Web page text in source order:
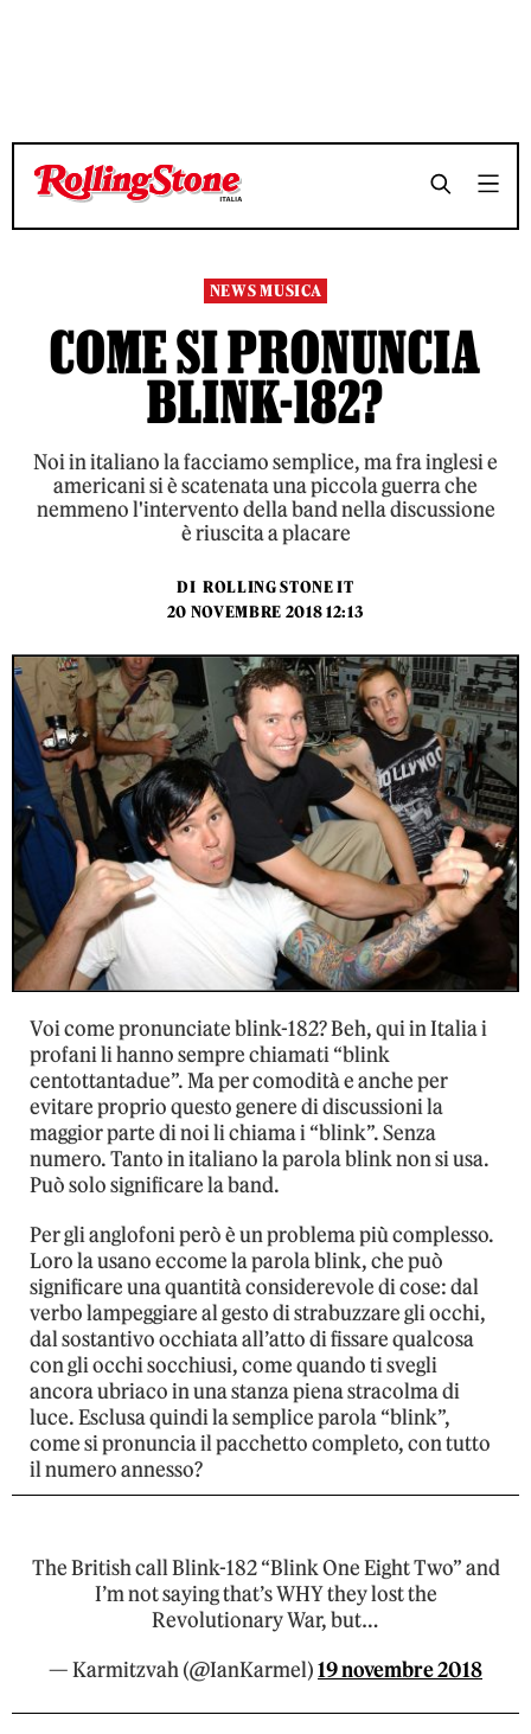
TEMPO DI LETTURA 5 MINUTI SHARE
TEMPO DI LETTURA 5 MINUTI SHARE
NEWS MUSICA
COME SI PRONUNCIA
BLINK-182?
Noi in italiano la facciamo semplice, ma fra inglesi e
americani si è scatenata una piccola guerra che
nemmeno l'intervento della band nella discussione
è riuscita a placare
DI ROLLING STONE IT
20 NOVEMBRE 2018 12:13
Voi come pronunciate blink-182? Beh, qui in Italia i
profani li hanno sempre chiamati “blink
centottantadue”. Ma per comodità e anche per
evitare proprio questo genere di discussioni la
maggior parte di noi li chiama i “blink”. Senza
numero. Tanto in italiano la parola blink non si usa.
Può solo significare la band.
Per gli anglofoni però è un problema più complesso.
Loro la usano eccome la parola blink, che può
significare una quantità considerevole di cose: dal
verbo lampeggiare al gesto di strabuzzare gli occhi,
dal sostantivo occhiata all’atto di fissare qualcosa
con gli occhi socchiusi, come quando ti svegli
ancora ubriaco in una stanza piena stracolma di
luce. Esclusa quindi la semplice parola “blink”,
come si pronuncia il pacchetto completo, con tutto
il numero annesso?
The British call Blink-182 “Blink One Eight Two” and
I’m not saying that’s WHY they lost the
Revolutionary War, but…
— Karmitzvah (@IanKarmel)19 novembre 2018